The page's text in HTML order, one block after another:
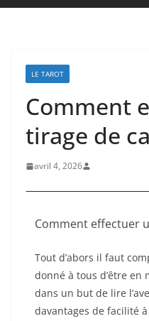
LE TAROT
Comment
tirage de
avril 4, 2026
Comment effectuer
Tout d’abors il faut
donné à tous d’être en
dans un but de lire
davantages de facilité